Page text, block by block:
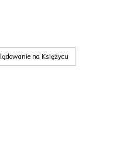
lądowanie na Księżycu